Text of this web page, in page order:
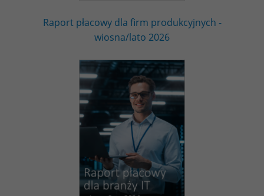
Raport płacowy dla firm produkcyjnych -
wiosna/lato 2026